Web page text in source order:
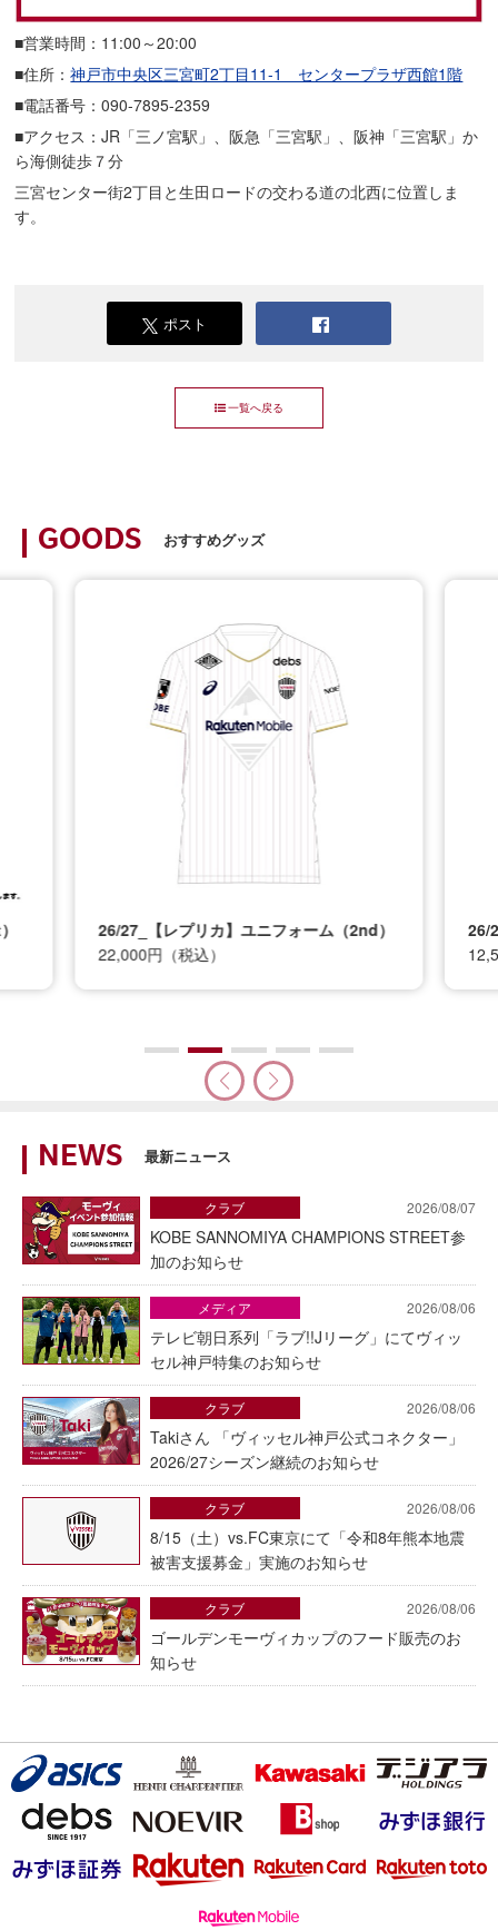
■営業時間：11:00～20:00
■住所：神戸市中央区三宮町2丁目11-1 センタープラザ西館1階
■電話番号：090-7895-2359
■アクセス：JR「三ノ宮駅」、阪急「三宮駅」、阪神「三宮駅」か
ら海側徒歩７分
三宮センター街2丁目と生田ロードの交わる道の北西に位置しま
す。
ポスト
一覧へ戻る
GOODS おすすめグッズ
26/27_【レプリカ】ユニフォーム（2nd）
22,000円（税込）
26/
NEWS 最新ニュース
2026/08/07
KOBE SANNOMIYA CHAMPIONS STREET参
加のお知らせ
クラブ
2026/08/06
テレビ朝日系列「ラブ!!Jリーグ」にてヴィッ
セル神戸特集のお知らせ
メディア
2026/08/06
Takiさん 「ヴィッセル神戸公式コネクター」
2026/27シーズン継続のお知らせ
クラブ
2026/08/06
8/15（土）vs.FC東京にて「令和8年熊本地震
被害支援募金」実施のお知らせ
クラブ
2026/08/06
ゴールデンモーヴィカップのフード販売のお
知らせ
クラブ